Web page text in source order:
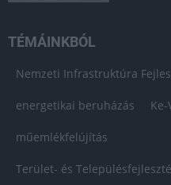
TÉMÁINKBÓL
Nemzeti Infrastruktúra
energetikai beruházás
műemlékfelújítás
Terület- és